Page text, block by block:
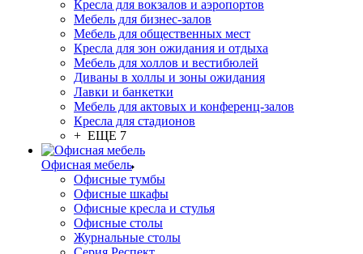
Кресла для вокзалов и аэропортов
Мебель для бизнес-залов
Мебель для общественных мест
Кресла для зон ожидания и отдыха
Мебель для холлов и вестибюлей
Диваны в холлы и зоны ожидания
Лавки и банкетки
Мебель для актовых и конференц-залов
Кресла для стадионов
+ ЕЩЕ 7
Офисная мебель
Офисные тумбы
Офисные шкафы
Офисные кресла и стулья
Офисные столы
Журнальные столы